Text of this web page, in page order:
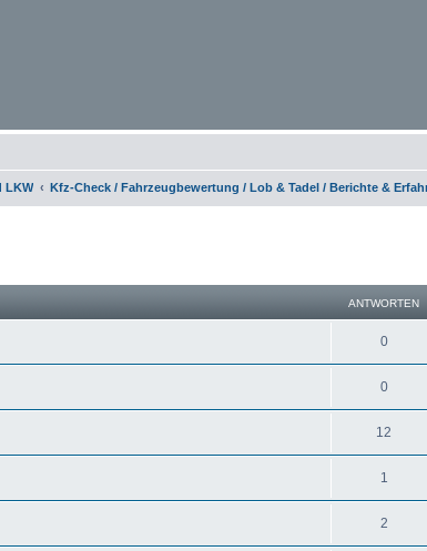
LKW Kfz-Check / Fahrzeugbewertung / Lob & Tadel / Berichte &
ANTWORTEN
0
0
12
1
2